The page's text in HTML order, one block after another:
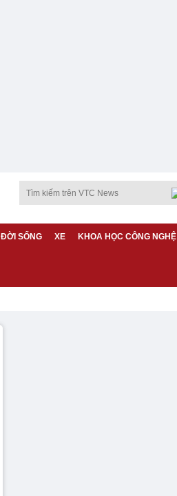
ĐỜI SỐNG XE KHOA HỌC CÔNG NGHỆ